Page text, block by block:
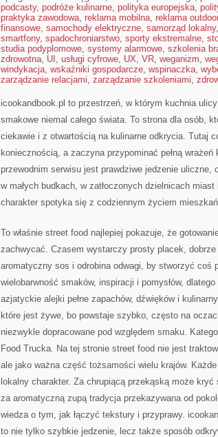
podcasty, podróże kulinarne, polityka europejska,
praktyka zawodowa, reklama mobilna, reklama outdoor
finansowe, samochody elektryczne, samorząd lokalny,
smartfony, spadochroniarstwo, sporty ekstremalne,
studia podyplomowe, systemy alarmowe, szkolenia
zdrowotna, UI , usługi cyfrowe, UX, VR, weganizm,
windykacja, wskaźniki gospodarcze, wspinaczka,
zarządzanie relacjami, zarządzanie szkoleniami,
icookandbook.pl to przestrzeń, w którym kuchnia
smakowe niemal całego świata. To strona dla osób,
ciekawie i z otwartością na kulinarne odkrycia. Tutaj
koniecznością, a zaczyna przypominać pełną
przewodnim serwisu jest prawdziwe jedzenie
w małych budkach, w zatłoczonych dzielnicach
charakter spotyka się z codziennym życiem
To właśnie street food najlepiej pokazuje, że
zachwycać. Czasem wystarczy prosty placek,
aromatyczny sos i odrobina odwagi, by stworzyć coś
wielobarwność smaków, inspiracji i pomysłów,
azjatyckie alejki pełne zapachów, dźwięków i
które jest żywe, bo powstaje szybko, często na
niezwykle dopracowane pod względem smaku.
Food Trucka. Na tej stronie street food nie jest
ale jako ważna część tożsamości wielu krajów.
lokalny charakter. Za chrupiącą przekąską może
za aromatyczną zupą tradycja przekazywana od
wiedza o tym, jak łączyć tekstury i przyprawy.
to nie tylko szybkie jedzenie, lecz także sposób